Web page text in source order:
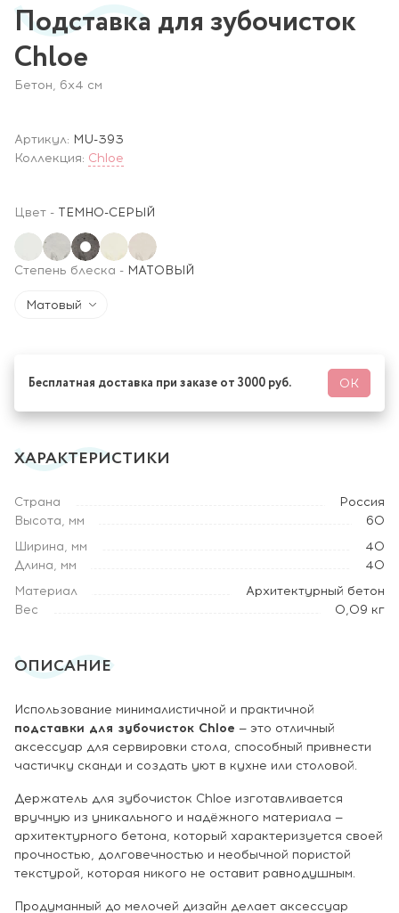
Подставка для зубочисток
Chloe
Бетон, 6х4 см
Артикул: MU-393
Коллекция: Chloe
Цвет - ТЕМНО-СЕРЫЙ
Степень блеска - МАТОВЫЙ
Матовый
Бесплатная доставка при заказе от 3000 руб. ОК
ХАРАКТЕРИСТИКИ
Страна
Россия
Высота, мм
60
Ширина, мм
40
Длина, мм
40
Материал
Архитектурный бетон
Вес
0,09 кг
ОПИСАНИЕ
Использование минималистичной и практичной
подставки для зубочисток Chloe — это отличный
аксессуар для сервировки стола, способный привнести
частичку сканди и создать уют в кухне или столовой.
Держатель для зубочисток Chloe изготавливается
вручную из уникального и надёжного материала —
архитектурного бетона, который характеризуется своей
прочностью, долговечностью и необычной пористой
текстурой, которая никого не оставит равнодушным.
Продуманный до мелочей дизайн делает аксессуар